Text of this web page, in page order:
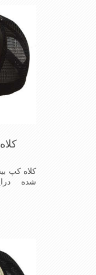
in chaina
کلاه کپ
شده
in chaina